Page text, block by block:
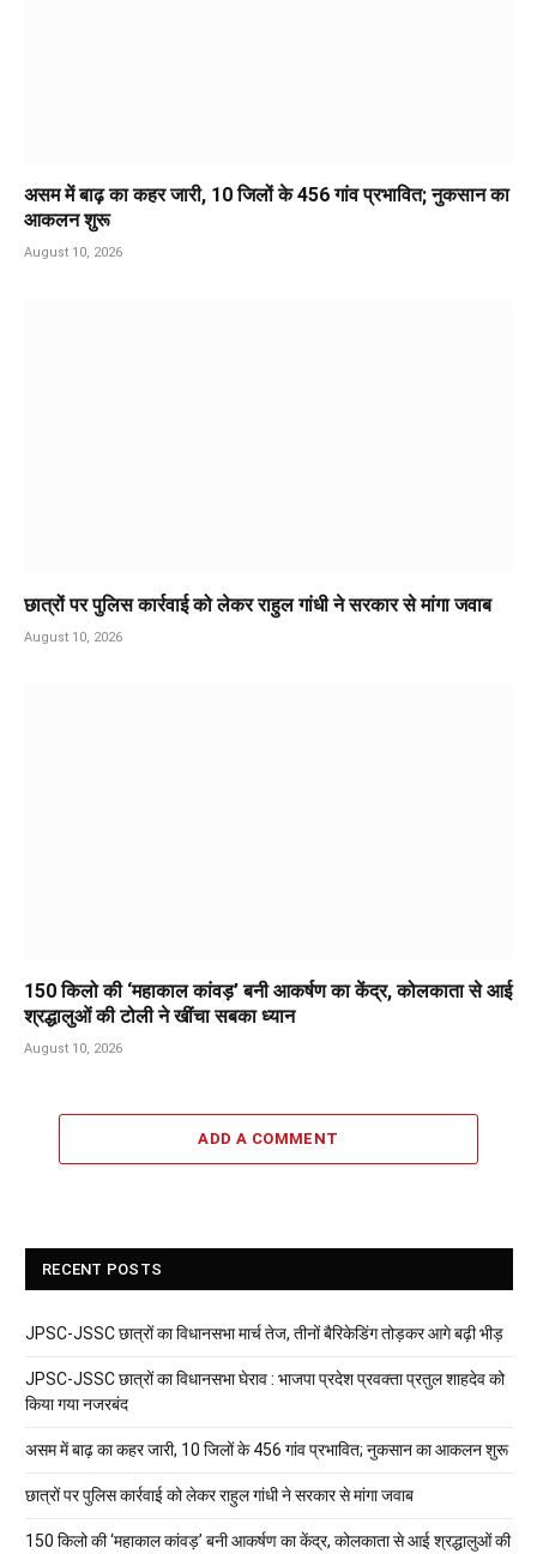
असम में बाढ़ का कहर जारी, 10 जिलों के 456 गांव प्रभावित; नुकसान का
आकलन शुरू
August 10, 2026
छात्रों पर पुलिस कार्रवाई को लेकर राहुल गांधी ने सरकार से मांगा जवाब
August 10, 2026
150 किलो की ‘महाकाल कांवड़’ बनी आकर्षण का केंद्र, कोलकाता से आई
श्रद्धालुओं की टोली ने खींचा सबका ध्यान
August 10, 2026
ADD A COMMENT
RECENT POSTS
JPSC-JSSC छात्रों का विधानसभा मार्च तेज, तीनों बैरिकेडिंग तोड़कर आगे बढ़ी भीड़
JPSC-JSSC छात्रों का विधानसभा घेराव : भाजपा प्रदेश प्रवक्ता प्रतुल शाहदेव को
किया गया नजरबंद
असम में बाढ़ का कहर जारी, 10 जिलों के 456 गांव प्रभावित; नुकसान का आकलन शुरू
छात्रों पर पुलिस कार्रवाई को लेकर राहुल गांधी ने सरकार से मांगा जवाब
150 किलो की ‘महाकाल कांवड़’ बनी आकर्षण का केंद्र, कोलकाता से आई श्रद्धालुओं की